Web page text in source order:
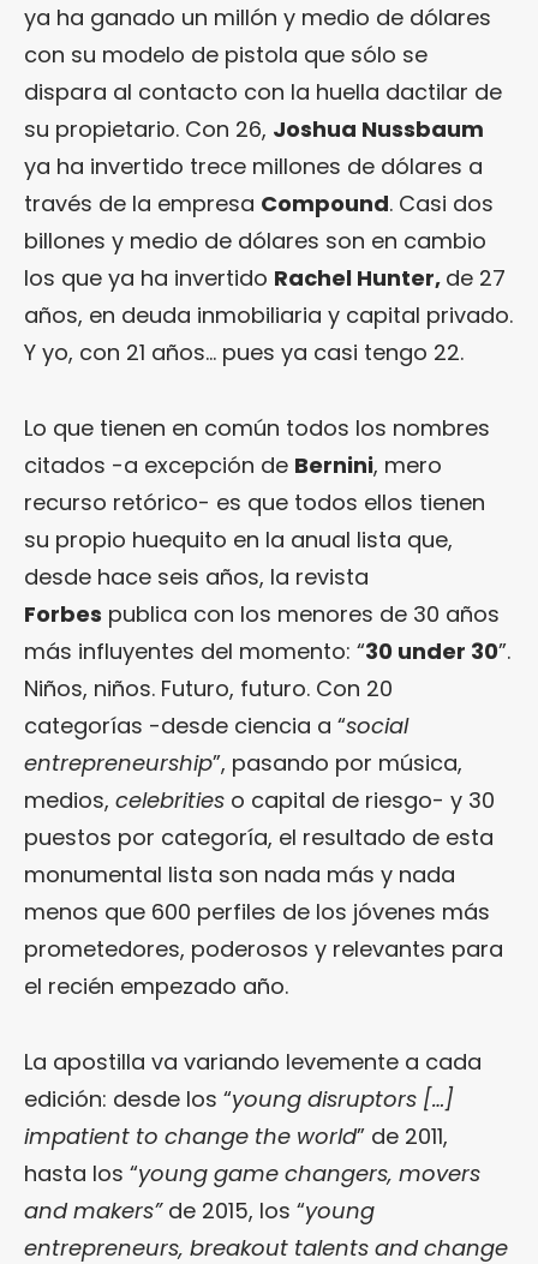
ya ha ganado un millón y medio de dólares
con su modelo de pistola que sólo se
dispara al contacto con la huella dactilar de
su propietario. Con 26, Joshua Nussbaum
ya ha invertido trece millones de dólares a
través de la empresa Compound. Casi dos
billones y medio de dólares son en cambio
los que ya ha invertido Rachel Hunter, de 27
años, en deuda inmobiliaria y capital privado.
Y yo, con 21 años… pues ya casi tengo 22.
Lo que tienen en común todos los nombres
citados -a excepción de Bernini, mero
recurso retórico- es que todos ellos tienen
su propio huequito en la anual lista que,
desde hace seis años, la revista
Forbes publica con los menores de 30 años
más influyentes del momento: “30 under 30”.
Niños, niños. Futuro, futuro. Con 20
categorías -desde ciencia a “social
entrepreneurship”, pasando por música,
medios, celebrities o capital de riesgo- y 30
puestos por categoría, el resultado de esta
monumental lista son nada más y nada
menos que 600 perfiles de los jóvenes más
prometedores, poderosos y relevantes para
el recién empezado año.
La apostilla va variando levemente a cada
edición: desde los “young disruptors […]
impatient to change the world” de 2011,
hasta los “young game changers, movers
and makers” de 2015, los “young
entrepreneurs, breakout talents and change